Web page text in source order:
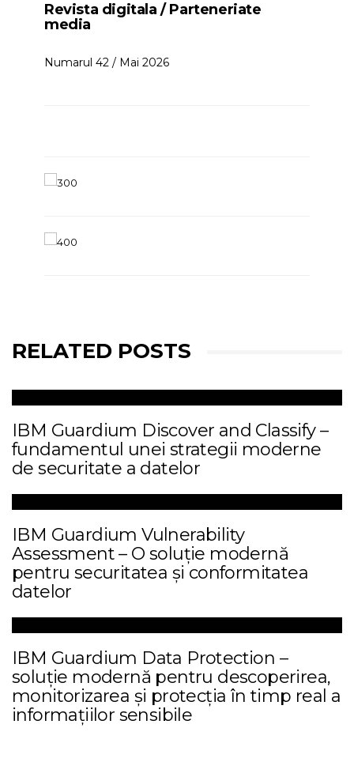
Revista digitala / Parteneriate
media
Numarul 42 / Mai 2026
RELATED POSTS
IBM Guardium Discover and Classify –
fundamentul unei strategii moderne
de securitate a datelor
IBM Guardium Vulnerability
Assessment – O soluție modernă
pentru securitatea și conformitatea
datelor
IBM Guardium Data Protection –
soluție modernă pentru descoperirea,
monitorizarea și protecția în timp real a
informațiilor sensibile